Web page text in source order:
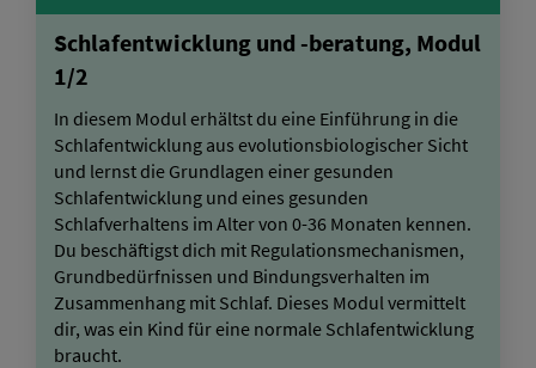
Schlafentwicklung und -beratung, Modul
1/2
In diesem Modul erhältst du eine Einführung in die
Schlafentwicklung aus evolutionsbiologischer Sicht
und lernst die Grundlagen einer gesunden
Schlafentwicklung und eines gesunden
Schlafverhaltens im Alter von 0-36 Monaten kennen.
Du beschäftigst dich mit Regulationsmechanismen,
Grundbedürfnissen und Bindungsverhalten im
Zusammenhang mit Schlaf. Dieses Modul vermittelt
dir, was ein Kind für eine normale Schlafentwicklung
braucht.